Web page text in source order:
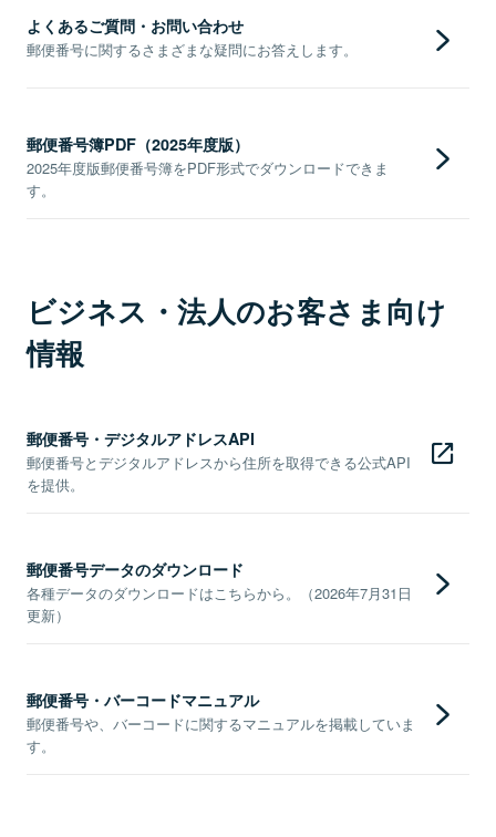
よくあるご質問・お問い合わせ
郵便番号に関するさまざまな疑問にお答えします。
郵便番号簿PDF（2025年度版）
2025年度版郵便番号簿をPDF形式でダウンロードできま
す。
ビジネス・法人のお客さま向け
情報
郵便番号・デジタルアドレスAPI
郵便番号とデジタルアドレスから住所を取得できる公式API
を提供。
郵便番号データのダウンロード
各種データのダウンロードはこちらから。（2026年7月31日
更新）
郵便番号・バーコードマニュアル
郵便番号や、バーコードに関するマニュアルを掲載していま
す。